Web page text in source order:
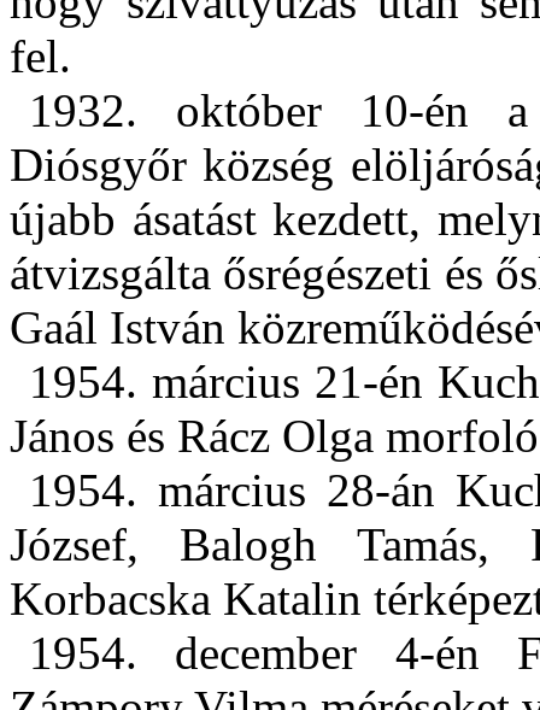
fel.
1932. október 10-én
Diósgyőr község
újabb ásatást kezdett,
átvizsgálta ősrégészeti és
Gaál István
1954. március 21-én
János és Rácz Olga
1954. március 28-án
József, Balogh
Korbacska Katalin
1954. december 4-én